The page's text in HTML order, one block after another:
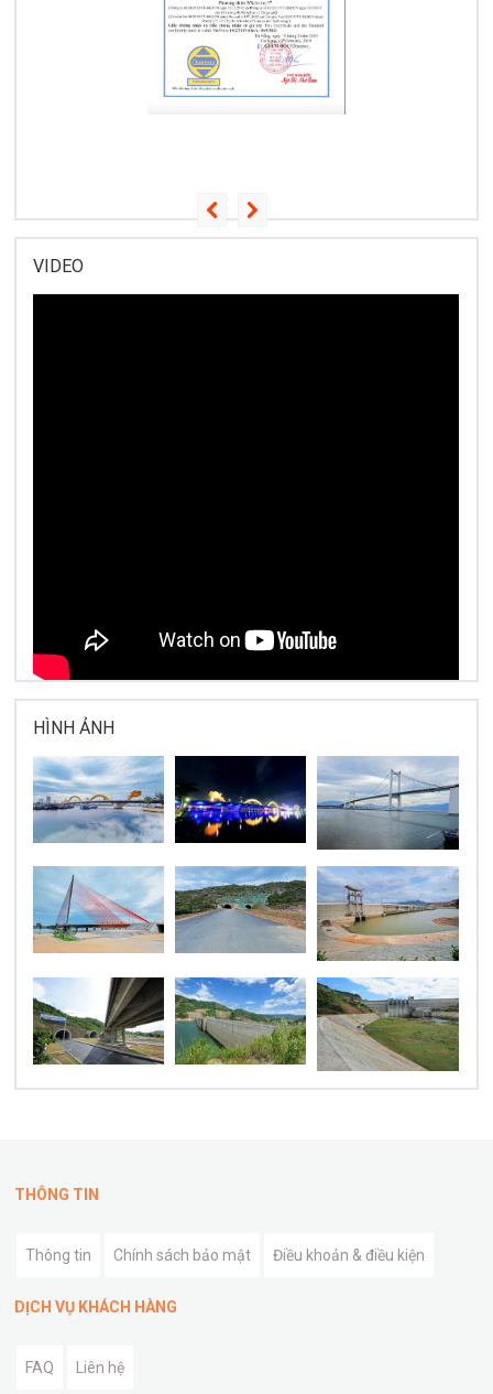
VIDEO
HÌNH ẢNH
THÔNG TIN
Thông tin Chính sách bảo mật Điều khoản & điều kiện
DỊCH VỤ KHÁCH HÀNG
FAQ Liên hệ